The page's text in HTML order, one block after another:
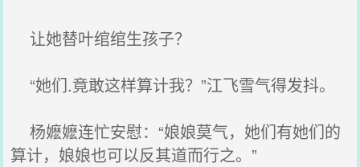
让她替叶绾绾生孩子？
“她们.竟敢这样算计我？”江飞雪气得发抖。
杨嬷嬷连忙安慰：“娘娘莫气，她们有她们的
算计，娘娘也可以反其道而行之。”